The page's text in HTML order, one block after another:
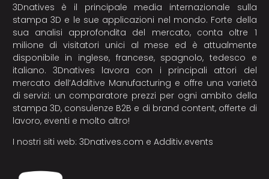
3Dnatives è il principale media internazionale sulla
stampa 3D e le sue applicazioni nel mondo. Forte della
sua analisi approfondita del mercato, conta oltre 1
milione di visitatori unici al mese ed è attualmente
disponibile in inglese, francese, spagnolo, tedesco e
italiano. 3Dnatives lavora con i principali attori del
mercato dell’Additive Manufacturing e offre una varietà
di servizi: un comparatore prezzi per ogni ambito della
stampa 3D, consulenze B2B e di brand content, offerte di
lavoro, eventi e molto altro!
I nostri siti web: 3Dnatives.com e Additiv.events